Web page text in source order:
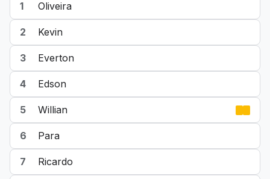
1 Oliveira
2 Kevin
3 Everton
4 Edson
5 Willian
6 Para
7 Ricardo